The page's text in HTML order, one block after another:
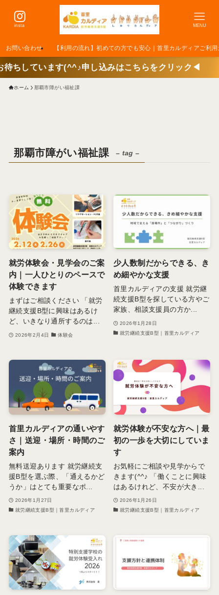
insta MENU
お問い合わせ 【利用の流れ】初めての方でも安心｜首里カルディアご利
す(^^♪申し込みはこちらをクリック◀
ホーム 那覇市障がい福祉課
那覇市障がい福祉課 – tag –
就労体験会・見学会のご案
内｜一人ひとりのペースで
体験できます
まずはご相談ください 「就労
継続支援B型に興味はあるけ
ど、いきなり通所するのは...
2026年2月4日 体験会
少人数制だからできる、き
め細やかな支援
首里カルディアの支援 就労継
続支援B型を探している方やご
家族、相談支援員の方か...
2026年1月28日
就労継続支援B型｜首里カルディア
首里カルディアの通いやす
さ｜送迎・場所・時間のご
案内
無料送迎あります 就労継続支
援B型を選ぶ際、「通えるかど
うか」はとても重要なポ...
2026年1月27日
就労継続支援B型｜首里カルディア
就労体験が不安な方へ｜最
初の一歩を大切にしていま
す
お気軽にご相談や見学からで
きます(^^♪ 「働くことに興味
はあるけれど、不安が大き...
2026年1月26日
就労継続支援B型｜首里カルディア